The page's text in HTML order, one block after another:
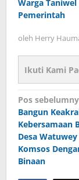
Warga
Pemerintah
oleh Herry
Ikuti Kami
pos
Pos
Bangun
Kebersamaan
Desa
Komsos
Binaan